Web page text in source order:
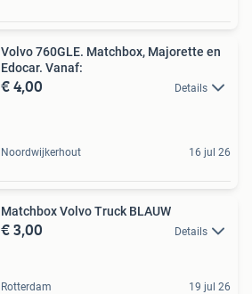
Volvo 760GLE. Matchbox, Majorette en
Edocar. Vanaf:
€ 4,00 Details
Noordwijkerhout 16 jul 26
Matchbox Volvo Truck BLAUW
€ 3,00 Details
Rotterdam 19 jul 26